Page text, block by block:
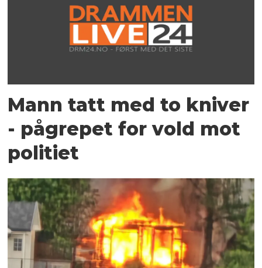
Mann tatt med to kniver
- pågrepet for vold mot
politiet